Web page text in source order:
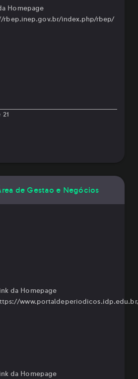
Homepage
rbep.inep.gov.br/index.php/rbep/⁠
de Gestao e Negócios
da Homepage
da Homepage